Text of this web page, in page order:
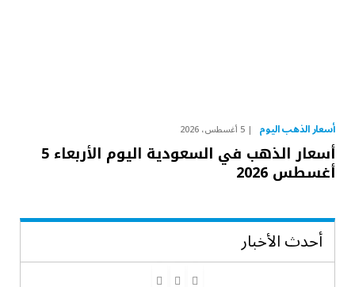
أسعار الذهب اليوم 5 أغسطس، 2026
أسعار الذهب في السعودية اليوم الأربعاء 5
أغسطس 2026
أحدث الأخبار